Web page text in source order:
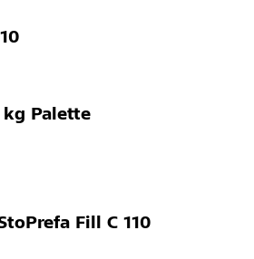
Palette
Fill C 110